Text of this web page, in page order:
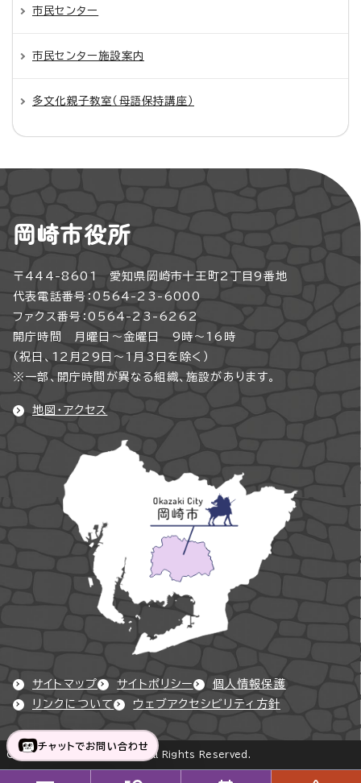
市民センター
市民センター施設案内
多文化親子教室（母語保持講座）
岡崎市役所
〒444-8601 愛知県岡崎市十王町2丁目9番地
代表電話番号：0564-23-6000
ファクス番号：0564-23-6262
開庁時間 月曜日～金曜日 9時～16時
（祝日、12月29日～1月3日を除く）
※一部、開庁時間が異なる組織、施設があります。
地図・アクセス
サイトマップ サイトポリシー
個人情報保護
リンクについて
ウェブアクセシビリティ方針
Copyright © Okazaki City All Rights Reserved.
チャットでお問い合わせ